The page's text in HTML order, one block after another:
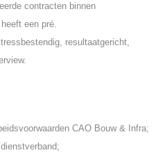
contracten binnen
een pré.
resultaatgericht,
CAO Bouw & Infra;